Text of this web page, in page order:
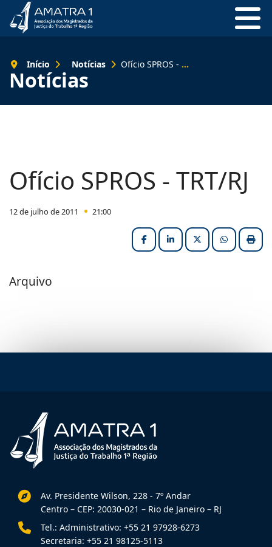
Notícias
Início Notícias Ofício SPROS - TRT/RJ
Ofício SPROS - TRT/RJ
12 de julho de 2011 21:00
FacebookLinkedInX (formerly
Arquivo
Av. Presidente Wilson, 228 - 7º Andar
Centro – CEP: 20030-021 – Rio de Janeiro – RJ
Tel.: Administrativo: +55 21 97928-6273
Secretaria: +55 21 98125-5113